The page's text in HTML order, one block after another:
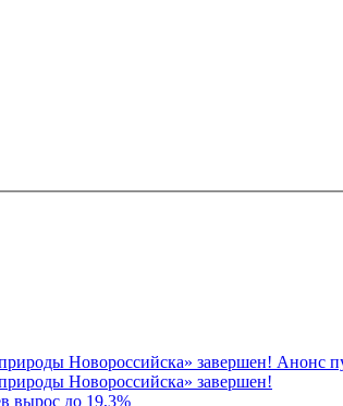
Новороссийска» завершен! Анонс
Новороссийска» завершен!
вырос до 19,3%